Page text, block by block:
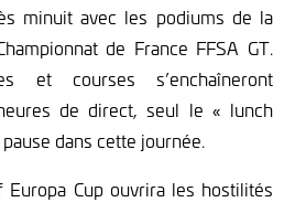
minuit avec les podiums de la
de France FFSA GT.
et courses s’enchaîneront
de direct, seul le « lunch
dans cette journée.
Europa Cup ouvrira les hostilités